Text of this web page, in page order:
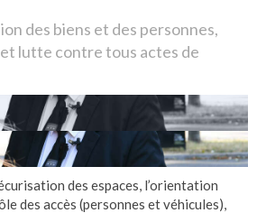
des biens et des personnes,
lutte contre tous actes de
des espaces, l’orientation
des accès (personnes et véhicules),